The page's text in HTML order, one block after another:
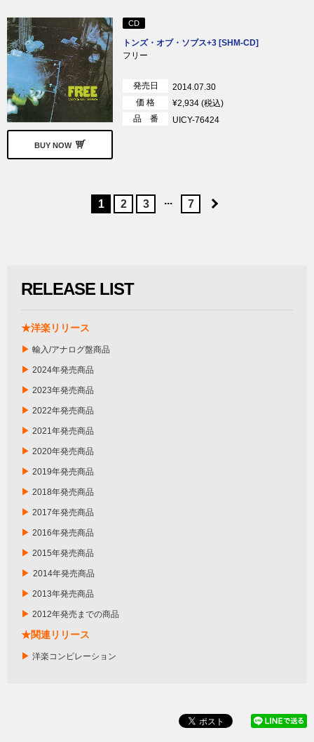
BUY NOW
CD
トンズ・オブ・ソブス+3 [SHM-CD]
フリー
発売日
2014.07.30
価 格
¥2,934 (税込)
品 番
UICY-76424
1 2 3 ... 7
RELEASE LIST
★洋楽リリース
▶ 輸入/アナログ盤商品
▶ 2024年発売商品
▶ 2023年発売商品
▶ 2022年発売商品
▶ 2021年発売商品
▶ 2020年発売商品
▶ 2019年発売商品
▶ 2018年発売商品
▶ 2017年発売商品
▶ 2016年発売商品
▶ 2015年発売商品
▶ 2014年発売商品
▶ 2013年発売商品
▶ 2012年発売までの商品
★関連リリース
▶ 洋楽コンピレーション